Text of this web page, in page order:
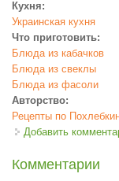
Кухня:
Украинская кухня
Что приготовить:
Блюда из кабачков
Блюда из свеклы
Блюда из фасоли
Авторство:
Рецепты по
Добавить
Комментарии